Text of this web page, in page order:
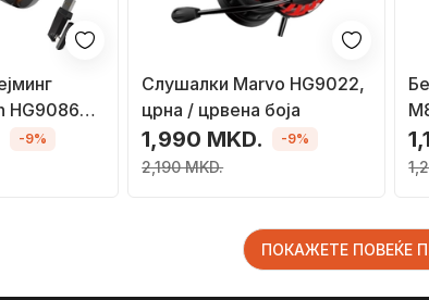
HG9086W,
RGB,
-9%
Слушалки Marvo HG9022,
црна / црвена боја
1,990 MKD.
2,190 MKD.
-9%
ПОКАЖЕТЕ ПОВЕЌЕ